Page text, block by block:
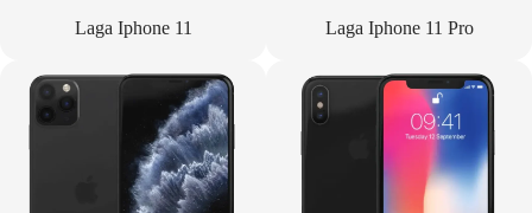
Laga Iphone 11 Laga Iphone 11 Pro